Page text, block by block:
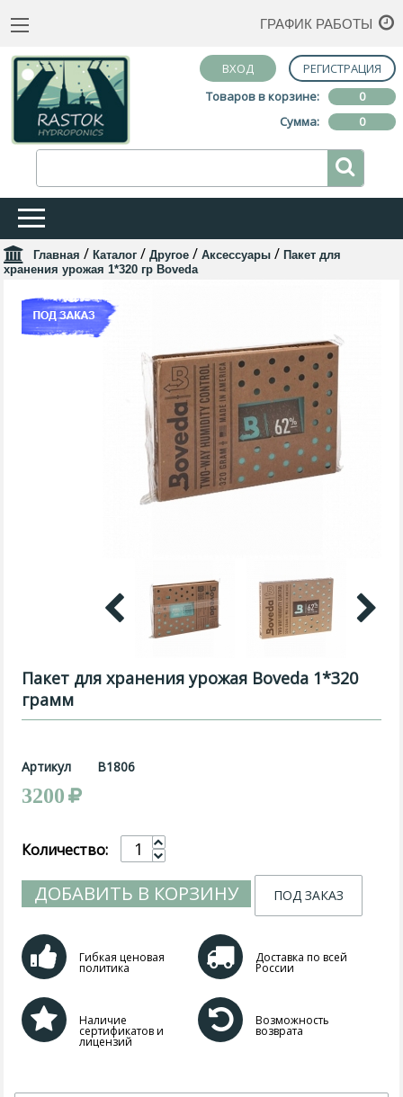
ГРАФИК РАБОТЫ
ВХОД
РЕГИСТРАЦИЯ
Товаров в корзине:
0
Сумма:
0
Главная / Каталог / Другое / Аксессуары / Пакет для
хранения урожая 1*320 гр Boveda
Пакет для хранения урожая Boveda 1*320
грамм
Артикул B1806
3200
Количество:
ДОБАВИТЬ В КОРЗИНУ ПОД ЗАКАЗ
Гибкая ценовая
политика
Доставка по всей
России
Наличие
сертификатов и
лицензий
Возможность
возврата